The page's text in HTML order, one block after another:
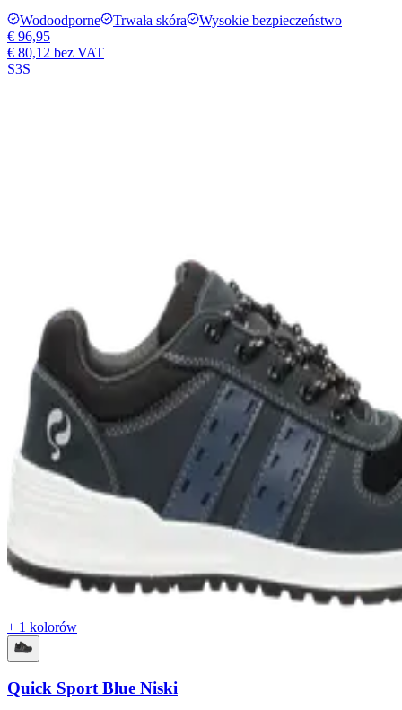
Wodoodporne Trwała skóra
Wysokie bezpieczeństwo
€ 96,95
€ 80,12 bez VAT
S3S
+ 1 kolorów
Quick Sport Blue Niski